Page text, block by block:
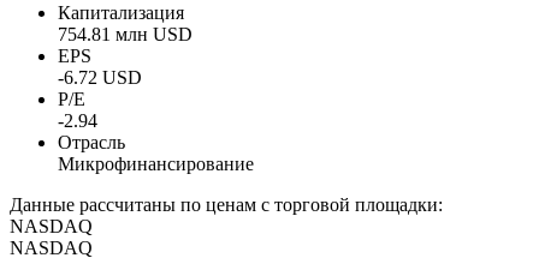
Капитализация
754.81 млн USD
EPS
-6.72 USD
P/E
-2.94
Отрасль
Микрофинансирование
Данные рассчитаны по ценам с торговой площадки:
NASDAQ
NASDAQ